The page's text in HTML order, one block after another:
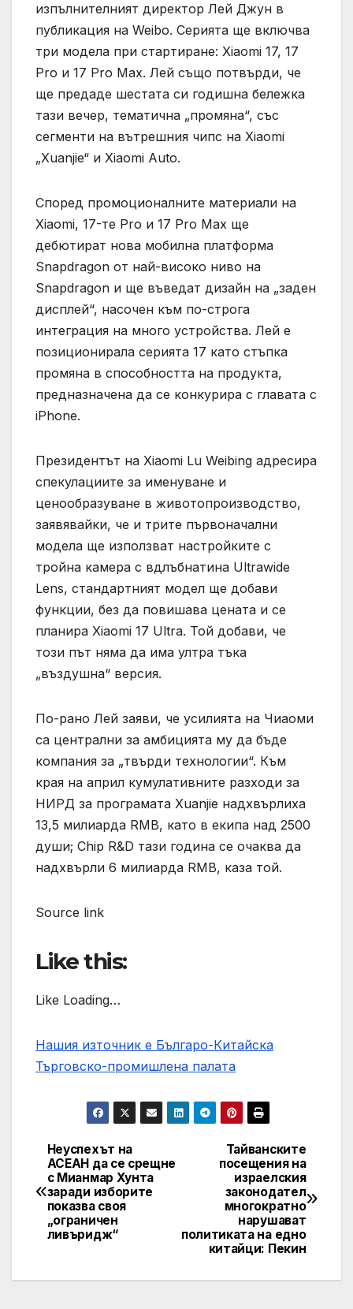
изпълнителният директор Лей Джун в
публикация на Weibo. Серията ще включва
три модела при стартиране: Xiaomi 17, 17
Pro и 17 Pro Max. Лей също потвърди, че
ще предаде шестата си годишна бележка
тази вечер, тематична „промяна“, със
сегменти на вътрешния чипс на Xiaomi
„Xuanjie“ и Xiaomi Auto.
Според промоционалните материали на
Xiaomi, 17-те Pro и 17 Pro Max ще
дебютират нова мобилна платформа
Snapdragon от най-високо ниво на
Snapdragon и ще въведат дизайн на „заден
дисплей“, насочен към по-строга
интеграция на много устройства. Лей е
позиционирала серията 17 като стъпка
промяна в способността на продукта,
предназначена да се конкурира с главата с
iPhone.
Президентът на Xiaomi Lu Weibing адресира
спекулациите за именуване и
ценообразуване в животопроизводство,
заявявайки, че и трите първоначални
модела ще използват настройките с
тройна камера с вдлъбнатина Ultrawide
Lens, стандартният модел ще добави
функции, без да повишава цената и се
планира Xiaomi 17 Ultra. Той добави, че
този път няма да има ултра тъка
„въздушна“ версия.
По-рано Лей заяви, че усилията на Чиаоми
са централни за амбицията му да бъде
компания за „твърди технологии“. Към
края на април кумулативните разходи за
НИРД за програмата Xuanjie надхвърлиха
13,5 милиарда RMB, като в екипа над 2500
души; Chip R&D тази година се очаква да
надхвърли 6 милиарда RMB, каза той.
Source link
Like this:
Like Loading…
Нашия източник е Българо-Китайска
Търговско-промишлена палaта
Post
navigation
Тайванските
посещения на
израелския
законодател
многократно
нарушават
политиката на едно
китайци: Пекин
Неуспехът на
АСЕАН да се срещне
с Мианмар Хунта
заради изборите
показва своя
„ограничен
ливъридж“